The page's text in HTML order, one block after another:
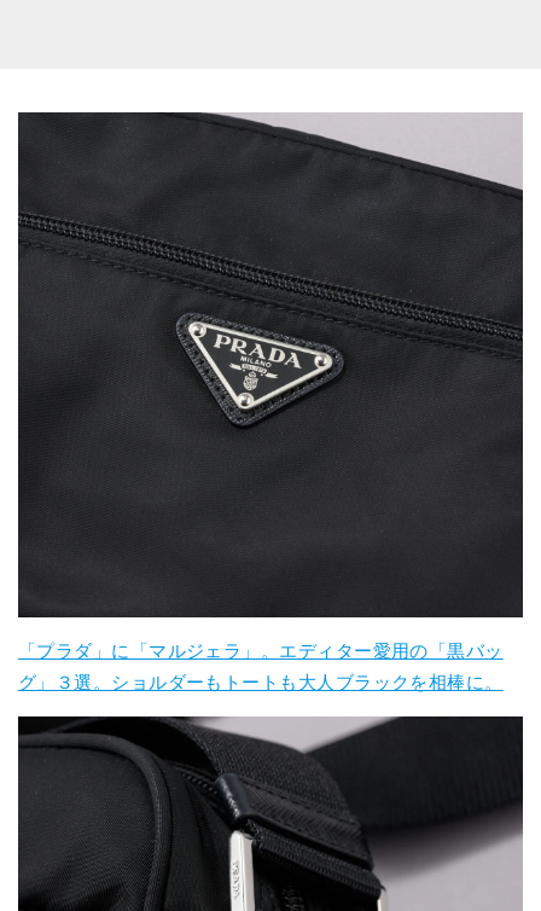
「プラダ」に「マルジェラ」。エディター愛用の「黒バッ
グ」３選。ショルダーもトートも大人ブラックを相棒に。